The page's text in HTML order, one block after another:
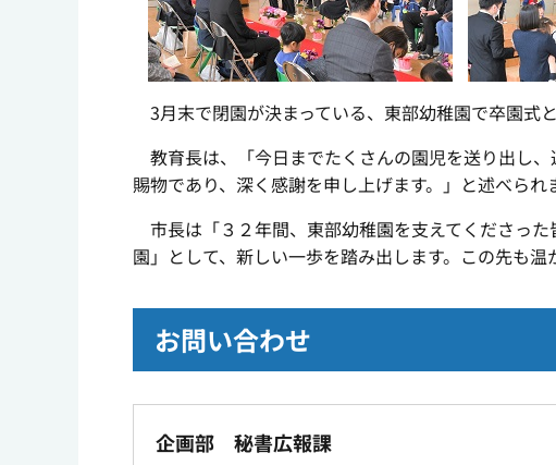
3月末で閉園が決まっている、東部幼稚園で卒園式
教育長は、「今日までたくさんの園児を送り出し
賜物であり、深く感謝を申し上げます。」と述べられ
市長は「３２年間、東部幼稚園を支えてくださっ
園」として、新しい一歩を踏み出します。この先も
お問い合わせ
企画部 秘書広報課